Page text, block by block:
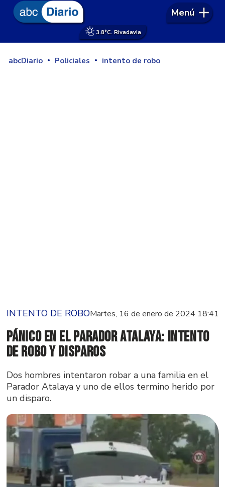
3.8°C. Rivadavia
Menú
abcDiario Policiales intento de robo
INTENTO DE ROBOMartes, 16 de enero de 2024 18:41
Pánico en el Parador Atalaya: Intento
de robo y disparos
Dos hombres intentaron robar a una familia en el
Parador Atalaya y uno de ellos termino herido por
un disparo.